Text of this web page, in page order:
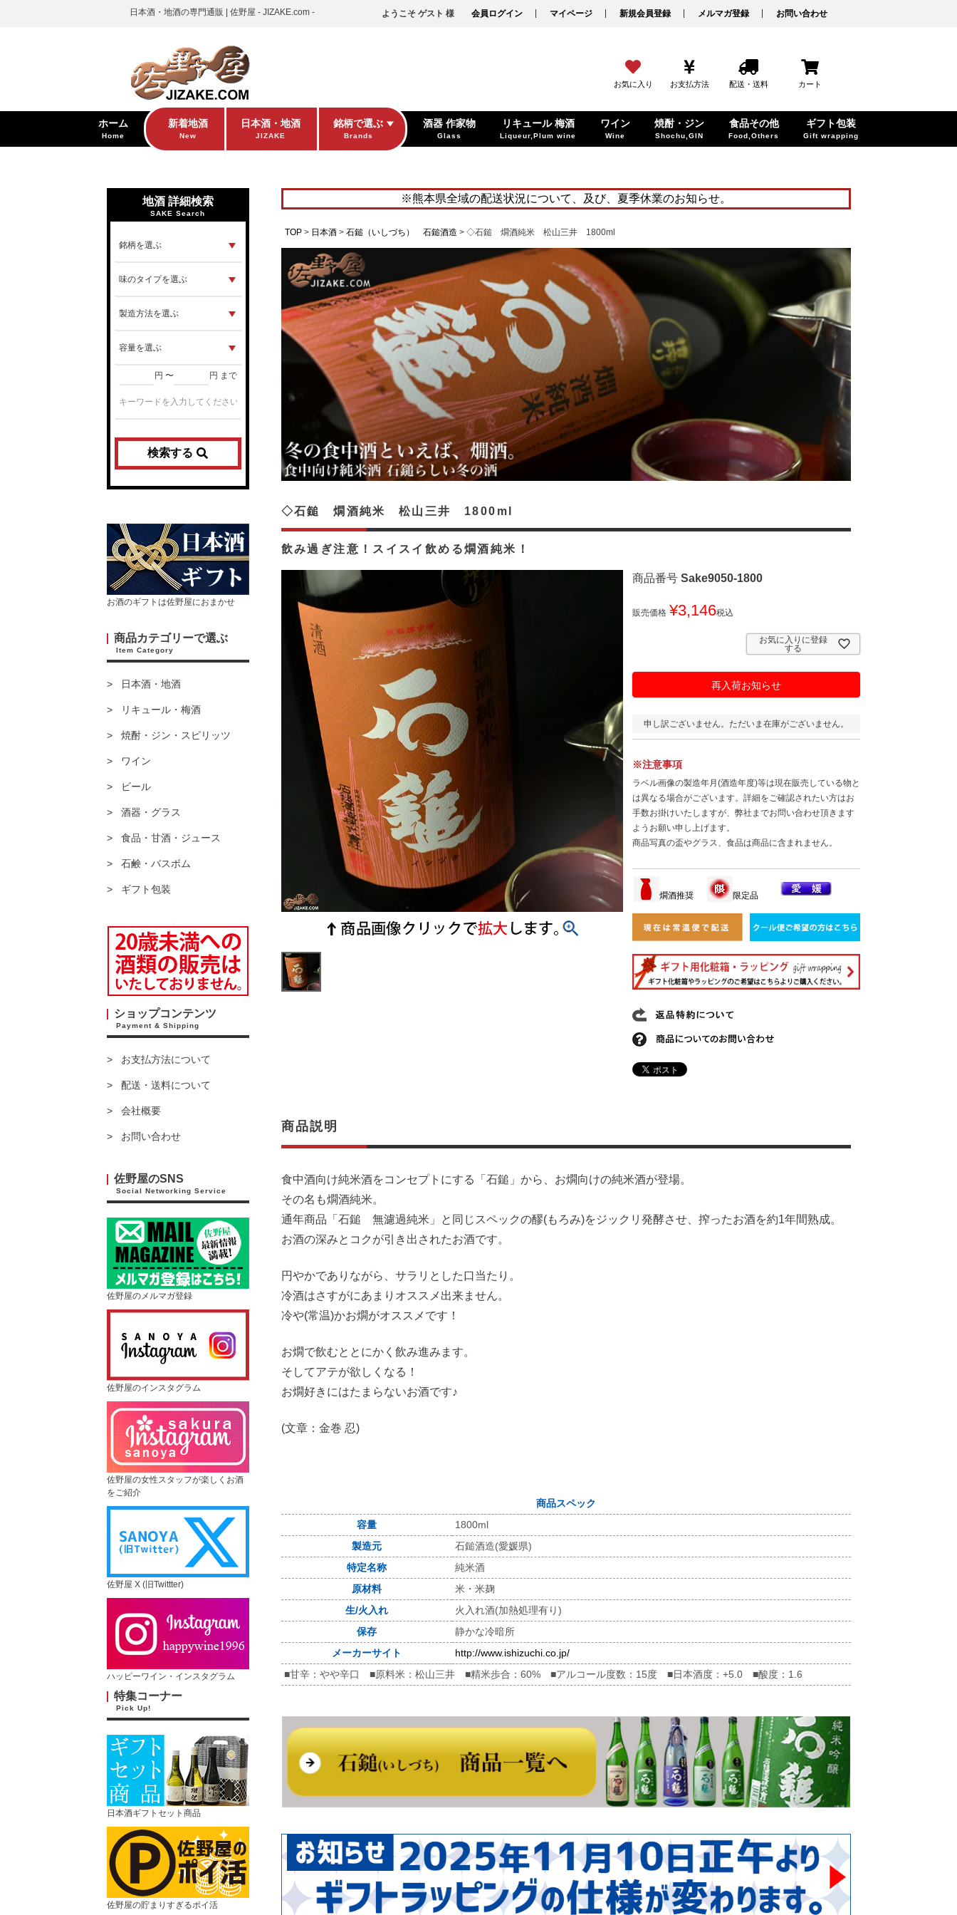
日本酒・地酒の専門通販 | 佐野屋 - JIZAKE.com - ようこそ ゲスト 様 会員ログイン マイページ 新規会員登録 メルマガ登録 お問い合わせ
お気に入り お支払方法 配送・送料 カート
ホーム
Home
新着地酒
New
日本酒・地酒
JIZAKE
銘柄で選ぶ
Brands
酒器 作家物
Glass
リキュール 梅酒
Liqueur,Plum wine
ワイン
Wine
焼酎・ジン
Shochu,GIN
食品その他
Food,Others
ギフト包装
Gift wrapping
地酒 詳細検索
SAKE Search
円 〜 円 まで
検索する
お酒のギフトは佐野屋におまかせ
商品カテゴリーで選ぶ
Item Category
日本酒・地酒
リキュール・梅酒
焼酎・ジン・スピリッツ
ワイン
ビール
酒器・グラス
食品・甘酒・ジュース
石鹸・バスボム
ギフト包装
ショップコンテンツ
Payment & Shipping
お支払方法について
配送・送料について
会社概要
お問い合わせ
佐野屋のSNS
Social Networking Service
佐野屋のメルマガ登録
佐野屋のインスタグラム
佐野屋の女性スタッフが楽しくお酒
をご紹介
佐野屋 X (旧Twittter)
ハッピーワイン・インスタグラム
特集コーナー
Pick Up!
日本酒ギフトセット商品
佐野屋の貯まりすぎるポイ活
※熊本県全域の配送状況について、及び、夏季休業のお知らせ。
TOP 日本酒 石鎚（いしづち） 石鎚酒造 ◇石鎚 燗酒純米 松山三井 1800ml
飲み過ぎ注意！スイスイ飲める燗酒純米！
◇石鎚 燗酒純米 松山三井 1800ml
商品番号 Sake9050-1800
販売価格 ¥3,146税込
お気に入りに登録
する
再入荷お知らせ
申し訳ございません。ただいま在庫がございません。
※注意事項
ラベル画像の製造年月(酒造年度)等は現在販売している物と
は異なる場合がございます。詳細をご確認されたい方はお
手数お掛けいたしますが、弊社までお問い合わせ頂きます
ようお願い申し上げます。
商品写真の盃やグラス、食品は商品に含まれません。
燗酒推奨 限定品
商品説明
食中酒向け純米酒をコンセプトにする「石鎚」から、お燗向けの純米酒が登場。
その名も燗酒純米。
通年商品「石鎚 無濾過純米」と同じスペックの醪(もろみ)をジックリ発酵させ、搾ったお酒を約1年間熟成。
お酒の深みとコクが引き出されたお酒です。
円やかでありながら、サラリとした口当たり。
冷酒はさすがにあまりオススメ出来ません。
冷や(常温)かお燗がオススメです！
お燗で飲むととにかく飲み進みます。
そしてアテが欲しくなる！
お燗好きにはたまらないお酒です♪
(文章：金巻 忍)
商品スペック
容量
1800ml
製造元
石鎚酒造(愛媛県)
特定名称
純米酒
原材料
米・米麹
生/火入れ
火入れ酒(加熱処理有り)
保存
静かな冷暗所
メーカーサイト
http://www.ishizuchi.co.jp/
■甘辛：やや辛口 ■原料米：松山三井 ■精米歩合：60% ■アルコール度数：15度 ■日本酒度：+5.0 ■酸度：1.6